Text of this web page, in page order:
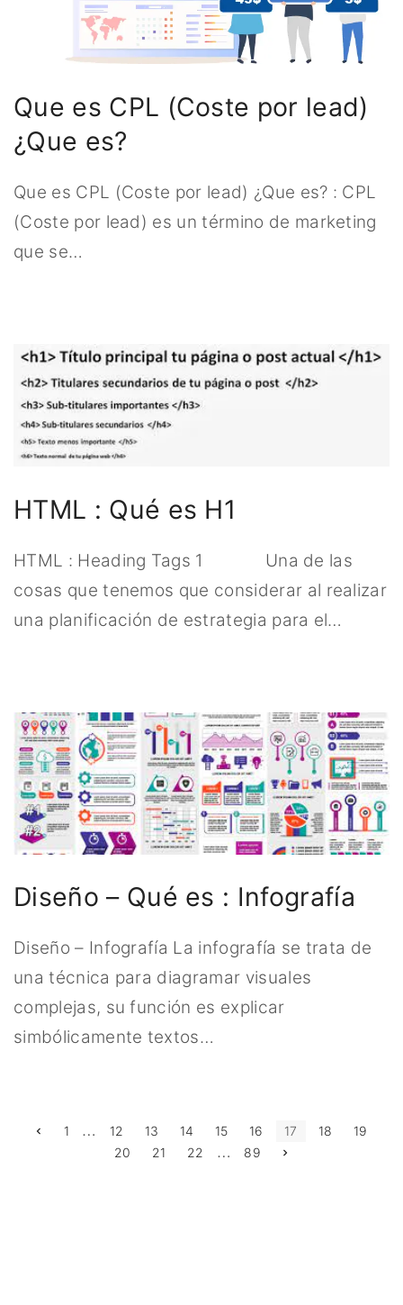
Que es CPL (Coste por lead)
¿Que es?
Que es CPL (Coste por lead) ¿Que es? : CPL
(Coste por lead) es un término de marketing
que se…
HTML : Qué es H1
HTML : Heading Tags 1 Una de las
cosas que tenemos que considerar al realizar
una planificación de estrategia para el…
Diseño – Qué es : Infografía
Diseño – Infografía La infografía se trata de
una técnica para diagramar visuales
complejas, su función es explicar
simbólicamente textos…
P
1 … 12 13 14 15 16 17 18
19
20
21 22 … 89
N